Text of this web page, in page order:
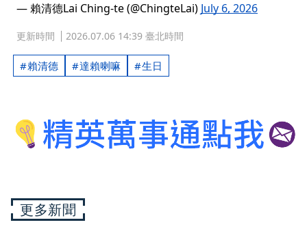
— 賴清德Lai Ching-te (@ChingteLai) July 6, 2026
更新時間 2026.07.06 14:39 臺北時間
賴清德 達賴喇嘛 生日
更多新聞